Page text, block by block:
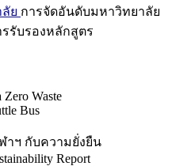
ย การจัดอันดับมหาวิทยาลัย
รรับรองหลักสูตร
Zero Waste
Bus
าฯ กับความยั่งยืน
Report